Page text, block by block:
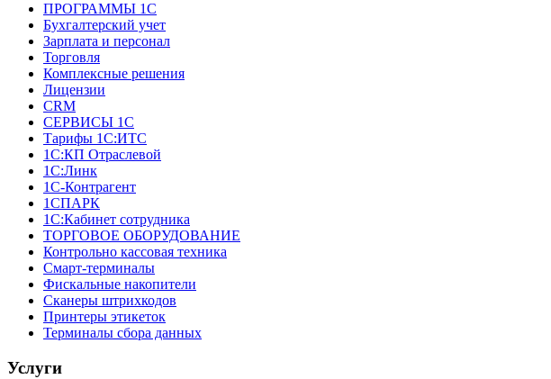
ПРОГРАММЫ 1С
Бухгалтерский учет
Зарплата и персонал
Торговля
Комплексные решения
Лицензии
CRM
СЕРВИСЫ 1С
Тарифы 1С:ИТС
1С:КП Отраслевой
1С:Линк
1С-Контрагент
1СПАРК
1С:Кабинет сотрудника
ТОРГОВОЕ ОБОРУДОВАНИЕ
Контрольно кассовая техника
Смарт-терминалы
Фискальные накопители
Сканеры штрихкодов
Принтеры этикеток
Терминалы сбора данных
Услуги